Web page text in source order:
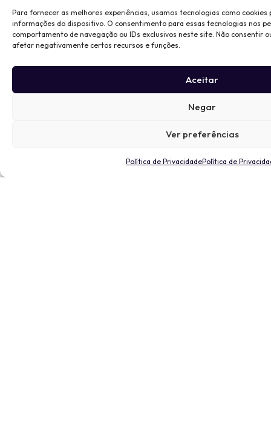
Para fornecer as melhores experiências, usamos tecnologias como
informações do dispositivo. O consentimento para essas tecnologias nos
comportamento de navegação ou IDs exclusivos neste site. Não consentir
afetar negativamente certos recursos e funções.
Aceitar
Negar
Ver preferências
Política de PrivacidadePolítica de